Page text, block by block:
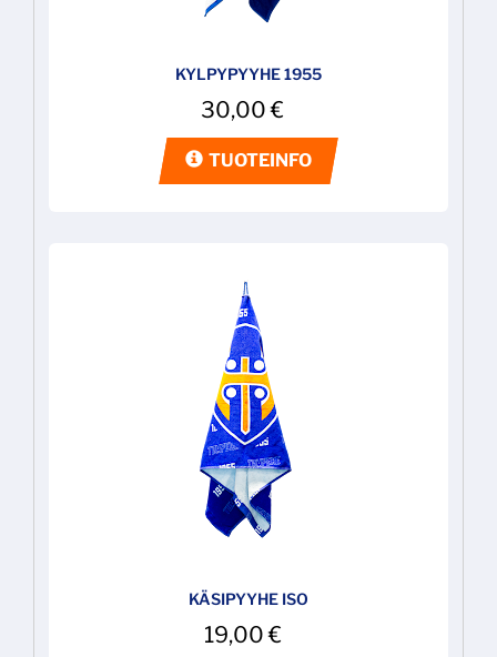
KYLPYPYYHE 1955
30,00€
TUOTEINFO
KÄSIPYYHE ISO
19,00€